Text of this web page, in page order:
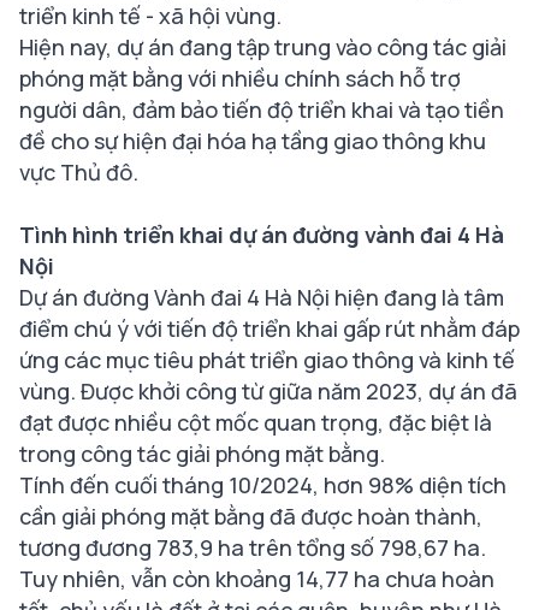
triển kinh tế - xã hội vùng.
Hiện nay, dự án đang tập trung vào công tác giải
phóng mặt bằng với nhiều chính sách hỗ trợ
người dân, đảm bảo tiến độ triển khai và tạo tiền
đề cho sự hiện đại hóa hạ tầng giao thông khu
vực Thủ đô.
Tình hình triển khai dự án đường vành đai 4 Hà
Nội
Dự án đường Vành đai 4 Hà Nội hiện đang là tâm
điểm chú ý với tiến độ triển khai gấp rút nhằm đáp
ứng các mục tiêu phát triển giao thông và kinh tế
vùng. Được khởi công từ giữa năm 2023, dự án đã
đạt được nhiều cột mốc quan trọng, đặc biệt là
trong công tác giải phóng mặt bằng.
Tính đến cuối tháng 10/2024, hơn 98% diện tích
cần giải phóng mặt bằng đã được hoàn thành,
tương đương 783,9 ha trên tổng số 798,67 ha.
Tuy nhiên, vẫn còn khoảng 14,77 ha chưa hoàn